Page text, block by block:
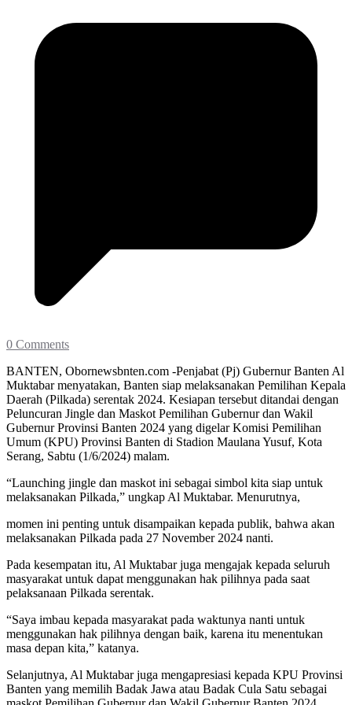
0 Comments
BANTEN, Obornewsbnten.com -Penjabat (Pj) Gubernur Banten Al
Muktabar menyatakan, Banten siap melaksanakan Pemilihan Kepala
Daerah (Pilkada) serentak 2024. Kesiapan tersebut ditandai dengan
Peluncuran Jingle dan Maskot Pemilihan Gubernur dan Wakil
Gubernur Provinsi Banten 2024 yang digelar Komisi Pemilihan
Umum (KPU) Provinsi Banten di Stadion Maulana Yusuf, Kota
Serang, Sabtu (1/6/2024) malam.
“Launching jingle dan maskot ini sebagai simbol kita siap untuk
melaksanakan Pilkada,” ungkap Al Muktabar. Menurutnya,
momen ini penting untuk disampaikan kepada publik, bahwa akan
melaksanakan Pilkada pada 27 November 2024 nanti.
Pada kesempatan itu, Al Muktabar juga mengajak kepada seluruh
masyarakat untuk dapat menggunakan hak pilihnya pada saat
pelaksanaan Pilkada serentak.
“Saya imbau kepada masyarakat pada waktunya nanti untuk
menggunakan hak pilihnya dengan baik, karena itu menentukan
masa depan kita,” katanya.
Selanjutnya, Al Muktabar juga mengapresiasi kepada KPU Provinsi
Banten yang memilih Badak Jawa atau Badak Cula Satu sebagai